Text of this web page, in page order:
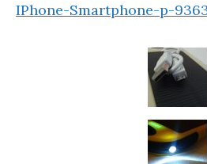
IPhone-Smartphone-p-